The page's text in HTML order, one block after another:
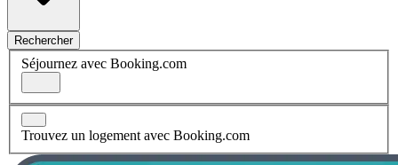
Rechercher
Séjournez avec Booking.com
Trouvez un logement avec Booking.com